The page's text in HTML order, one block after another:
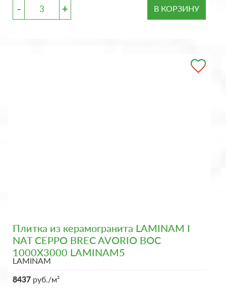
- + В КОРЗИНУ
Плитка из керамогранита LAMINAM I
NAT CEPPO BREC AVORIO BOC
1000X3000 LAMINAM5
LAMINAM
8437 руб./м²